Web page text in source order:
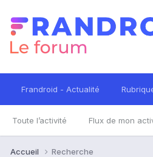
Frandroid - Actualité
Toute l’activité Flux de mon
Accueil Recherche